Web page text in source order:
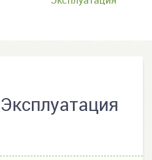
Эксплуатация